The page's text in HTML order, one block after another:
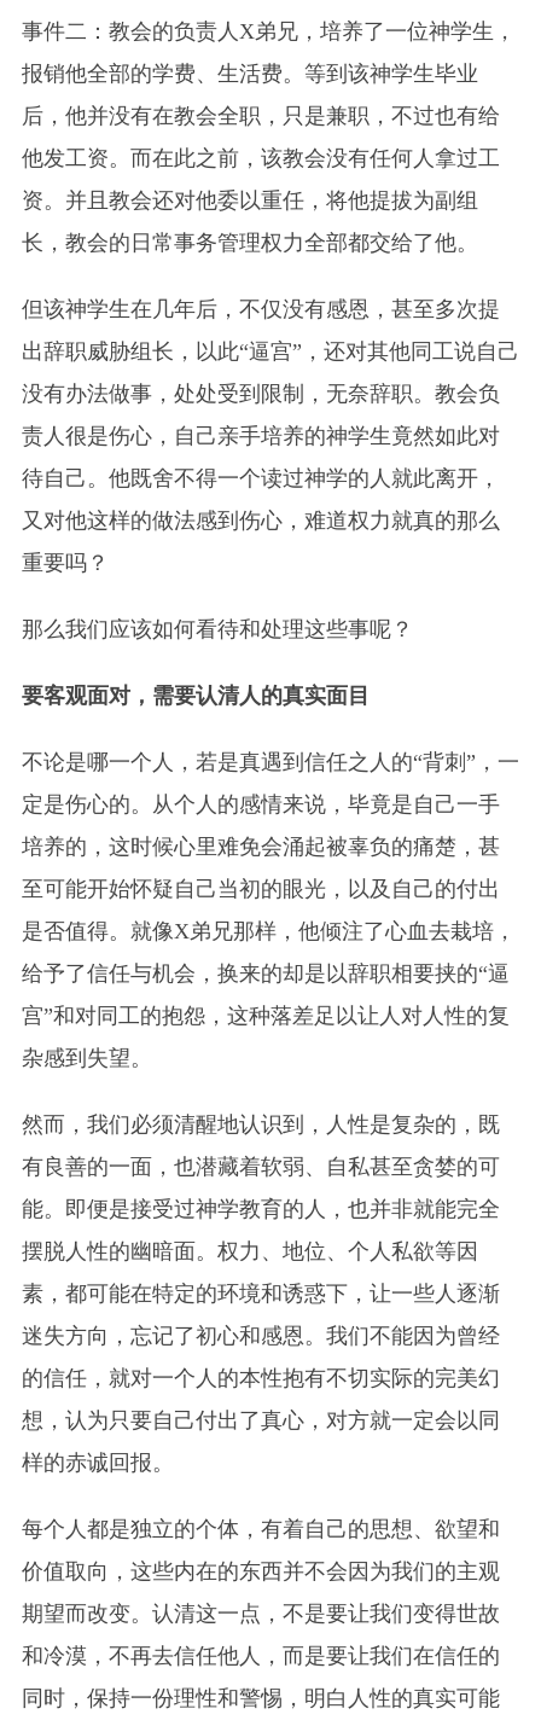
事件二：教会的负责人X弟兄，培养了一位神学生，
报销他全部的学费、生活费。等到该神学生毕业
后，他并没有在教会全职，只是兼职，不过也有给
他发工资。而在此之前，该教会没有任何人拿过工
资。并且教会还对他委以重任，将他提拔为副组
长，教会的日常事务管理权力全部都交给了他。
但该神学生在几年后，不仅没有感恩，甚至多次提
出辞职威胁组长，以此“逼宫”，还对其他同工说自己
没有办法做事，处处受到限制，无奈辞职。教会负
责人很是伤心，自己亲手培养的神学生竟然如此对
待自己。他既舍不得一个读过神学的人就此离开，
又对他这样的做法感到伤心，难道权力就真的那么
重要吗？
那么我们应该如何看待和处理这些事呢？
要客观面对，需要认清人的真实面目
不论是哪一个人，若是真遇到信任之人的“背刺”，一
定是伤心的。从个人的感情来说，毕竟是自己一手
培养的，这时候心里难免会涌起被辜负的痛楚，甚
至可能开始怀疑自己当初的眼光，以及自己的付出
是否值得。就像X弟兄那样，他倾注了心血去栽培，
给予了信任与机会，换来的却是以辞职相要挟的“逼
宫”和对同工的抱怨，这种落差足以让人对人性的复
杂感到失望。
然而，我们必须清醒地认识到，人性是复杂的，既
有良善的一面，也潜藏着软弱、自私甚至贪婪的可
能。即便是接受过神学教育的人，也并非就能完全
摆脱人性的幽暗面。权力、地位、个人私欲等因
素，都可能在特定的环境和诱惑下，让一些人逐渐
迷失方向，忘记了初心和感恩。我们不能因为曾经
的信任，就对一个人的本性抱有不切实际的完美幻
想，认为只要自己付出了真心，对方就一定会以同
样的赤诚回报。
每个人都是独立的个体，有着自己的思想、欲望和
价值取向，这些内在的东西并不会因为我们的主观
期望而改变。认清这一点，不是要让我们变得世故
和冷漠，不再去信任他人，而是要让我们在信任的
同时，保持一份理性和警惕，明白人性的真实可能